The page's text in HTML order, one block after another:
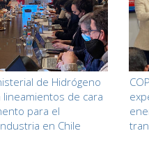
de Hidrógeno
de cara
para el
en Chile